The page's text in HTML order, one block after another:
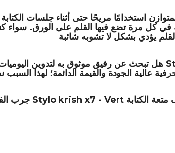
استخدامًا مريحًا حتى أثناء جلسات
في كل مرة تضع فيها القلم على الورق. سواء
Stylo krish x7 - Vert